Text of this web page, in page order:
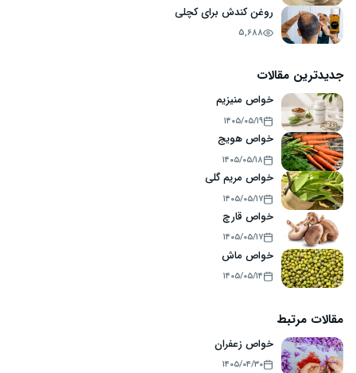
روغن کندش برای کچلی
5,688
جدیدترین مقالات
خواص منیزیم
۱۴۰۵/۰۵/۱۹
خواص هویج
۱۴۰۵/۰۵/۱۸
خواص مریم گلی
۱۴۰۵/۰۵/۱۷
خواص قارچ
۱۴۰۵/۰۵/۱۷
خواص ماش
۱۴۰۵/۰۵/۱۴
مقالات مرتبط
خواص زعفران
۱۴۰۵/۰۴/۳۰